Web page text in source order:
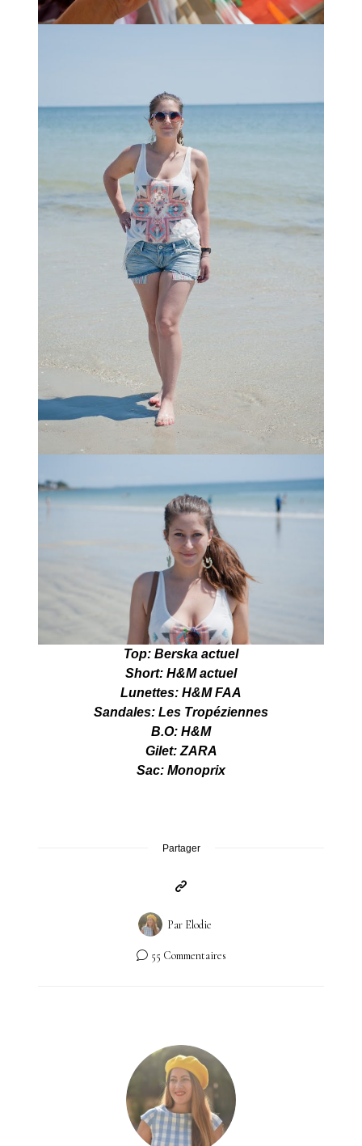
Top: Berska actuel
Short: H&M actuel
Lunettes: H&M FAA
Sandales: Les Tropéziennes
B.O: H&M
Gilet: ZARA
Sac: Monoprix
Partager
Par Elodie
55 Commentaires